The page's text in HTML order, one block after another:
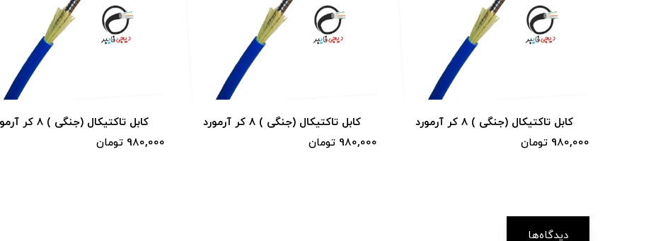
کابل تاکتیکال (جنگی ) 8 کر آرمورد
980,000 تومان
کابل تاکتیکال (جنگی ) 8 کر آرمورد
980,000 تومان
کابل تاکتیکال (جنگی ) 8 کر آرمورد
980,000 تومان
دیدگاه‌ها